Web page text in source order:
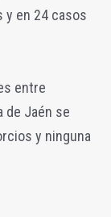
y en 24 casos
entre
de Jaén se
y ninguna